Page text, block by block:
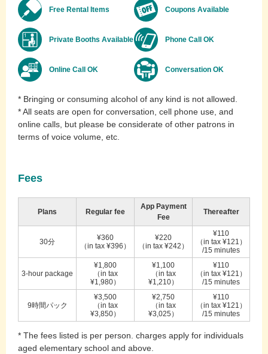
Free Rental Items Coupons Available
Private Booths Available Phone Call OK
Online Call OK Conversation OK
* Bringing or consuming alcohol of any kind is not allowed.
* All seats are open for conversation, cell phone use, and
online calls, but please be considerate of other patrons in
terms of voice volume, etc.
Fees
Plans Regular fee
App Payment
Fee
Thereafter
30分
¥360
（in tax ¥396）
¥220
（in tax ¥242）
¥110
（in tax ¥121）
/15 minutes
3-hour package
¥1,800
（in tax
¥1,980）
¥1,100
（in tax
¥1,210）
¥110
（in tax ¥121）
/15 minutes
9時間パック
¥3,500
（in tax
¥3,850）
¥2,750
（in tax
¥3,025）
¥110
（in tax ¥121）
/15 minutes
* The fees listed is per person. charges apply for individuals
aged elementary school and above.